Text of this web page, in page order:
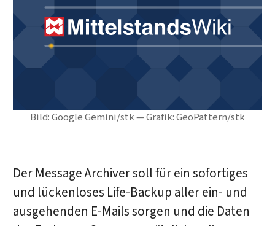
Bild: Google Gemini/stk — Grafik: GeoPattern/stk
Der Message Archiver soll für ein sofortiges
und lückenloses Life-Backup aller ein- und
ausgehenden E-Mails sorgen und die Daten